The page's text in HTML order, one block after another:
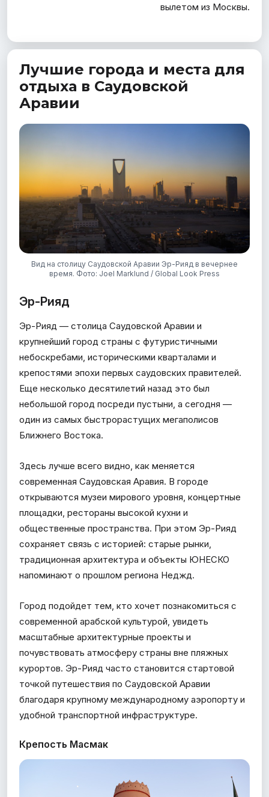
вылетом из Москвы.
Лучшие города и места для
отдыха в Саудовской
Аравии
Вид на столицу Саудовской Аравии Эр-Рияд в вечернее
время. Фото: Joel Marklund / Global Look Press
Эр-Рияд
Эр-Рияд — столица Саудовской Аравии и
крупнейший город страны с футуристичными
небоскребами, историческими кварталами и
крепостями эпохи первых саудовских правителей.
Еще несколько десятилетий назад это был
небольшой город посреди пустыни, а сегодня —
один из самых быстрорастущих мегаполисов
Ближнего Востока.
Здесь лучше всего видно, как меняется
современная Саудовская Аравия. В городе
открываются музеи мирового уровня, концертные
площадки, рестораны высокой кухни и
общественные пространства. При этом Эр-Рияд
сохраняет связь с историей: старые рынки,
традиционная архитектура и объекты ЮНЕСКО
напоминают о прошлом региона Неджд.
Город подойдет тем, кто хочет познакомиться с
современной арабской культурой, увидеть
масштабные архитектурные проекты и
почувствовать атмосферу страны вне пляжных
курортов. Эр-Рияд часто становится стартовой
точкой путешествия по Саудовской Аравии
благодаря крупному международному аэропорту и
удобной транспортной инфраструктуре.
Крепость Масмак